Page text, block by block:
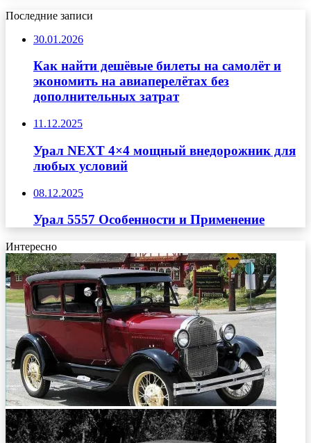
Последние записи
30.01.2026
Как найти дешёвые билеты на самолёт и
экономить на авиаперелётах без
дополнительных затрат
11.12.2025
Урал NEXT 4×4 мощный внедорожник для
любых условий
08.12.2025
Урал 5557 Особенности и Применение
Интересно